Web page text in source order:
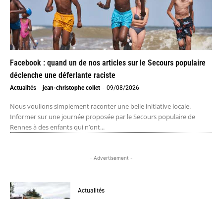
Facebook : quand un de nos articles sur le Secours populaire
déclenche une déferlante raciste
Actualités jean-christophe collet - 09/08/2026
Nous voulions simplement raconter une belle initiative locale.
Informer sur une journée proposée par le Secours populaire de
Rennes à des enfants qui n’ont...
- Advertisement -
Actualités